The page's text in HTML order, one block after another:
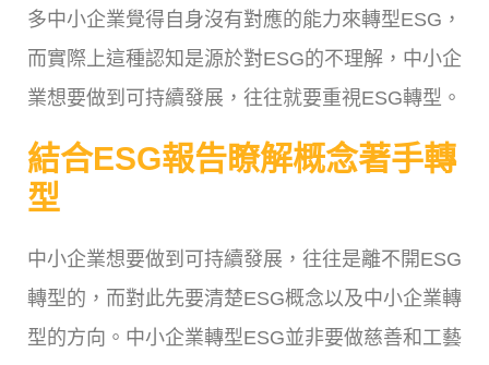
多中小企業覺得自身沒有對應的能力來轉型ESG，
而實際上這種認知是源於對ESG的不理解，中小企
業想要做到可持續發展，往往就要重視ESG轉型。
結合ESG報告瞭解概念著手轉
型
中小企業想要做到可持續發展，往往是離不開ESG
轉型的，而對此先要清楚ESG概念以及中小企業轉
型的方向。中小企業轉型ESG並非要做慈善和工藝